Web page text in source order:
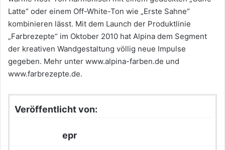
Latte“ oder einem Off-White-Ton wie „Erste Sahne“
kombinieren lässt. Mit dem Launch der Produktlinie
„Farbrezepte“ im Oktober 2010 hat Alpina dem Segment
der kreativen Wandgestaltung völlig neue Impulse
gegeben. Mehr unter www.alpina-farben.de und
www.farbrezepte.de.
Veröffentlicht von:
epr